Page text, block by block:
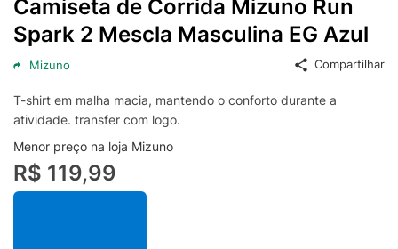
Camiseta de Corrida Mizuno Run
Spark 2 Mescla Masculina EG Azul
Mizuno Compartilhar
T-shirt em malha macia, mantendo o conforto durante a
atividade. transfer com logo.
Menor preço na loja Mizuno
R$ 119,99